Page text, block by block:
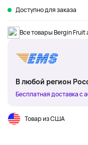
Доступно для заказа
Все товары Bergin
В любой регион
Бесплатная доставка с
Товар из США